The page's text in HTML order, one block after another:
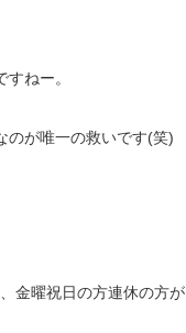
ねー。
のが唯一の救いです(笑)
金曜祝日の方連休の方が